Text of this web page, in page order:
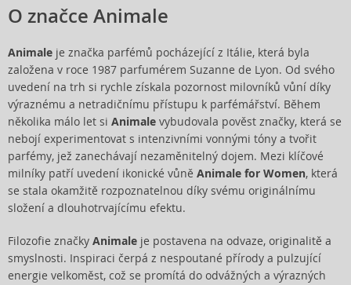
O značce Animale
Animale je značka parfémů pocházející z Itálie, která byla
založena v roce 1987 parfumérem Suzanne de Lyon. Od svého
uvedení na trh si rychle získala pozornost milovníků vůní díky
výraznému a netradičnímu přístupu k parfémářství. Během
několika málo let si Animale vybudovala pověst značky, která se
nebojí experimentovat s intenzivními vonnými tóny a tvořit
parfémy, jež zanechávají nezaměnitelný dojem. Mezi klíčové
milníky patří uvedení ikonické vůně Animale for Women, která
se stala okamžitě rozpoznatelnou díky svému originálnímu
složení a dlouhotrvajícímu efektu.
Filozofie značky Animale je postavena na odvaze, originalitě a
smyslnosti. Inspiraci čerpá z nespoutané přírody a pulzující
energie velkoměst, což se promítá do odvážných a výrazných